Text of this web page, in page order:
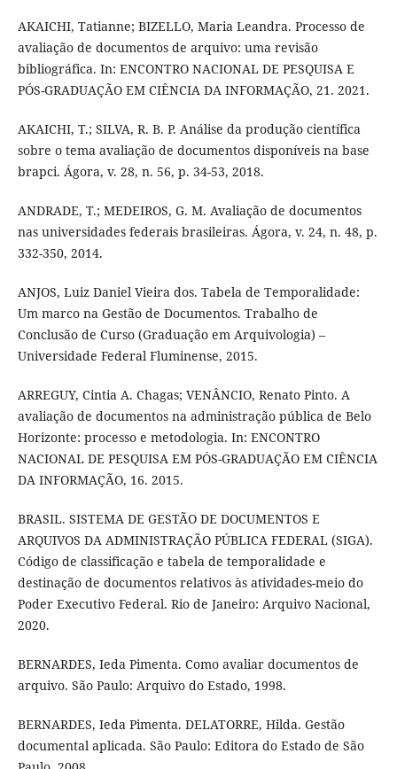
AKAICHI, Tatianne; BIZELLO, Maria Leandra. Processo de
avaliação de documentos de arquivo: uma revisão
bibliográfica. In: ENCONTRO NACIONAL DE PESQUISA E
PÓS-GRADUAÇÃO EM CIÊNCIA DA INFORMAÇÃO, 21. 2021.
AKAICHI, T.; SILVA, R. B. P. Análise da produção científica
sobre o tema avaliação de documentos disponíveis na base
brapci. Ágora, v. 28, n. 56, p. 34-53, 2018.
ANDRADE, T.; MEDEIROS, G. M. Avaliação de documentos
nas universidades federais brasileiras. Ágora, v. 24, n. 48, p.
332-350, 2014.
ANJOS, Luiz Daniel Vieira dos. Tabela de Temporalidade:
Um marco na Gestão de Documentos. Trabalho de
Conclusão de Curso (Graduação em Arquivologia) –
Universidade Federal Fluminense, 2015.
ARREGUY, Cintia A. Chagas; VENÂNCIO, Renato Pinto. A
avaliação de documentos na administração pública de Belo
Horizonte: processo e metodologia. In: ENCONTRO
NACIONAL DE PESQUISA EM PÓS-GRADUAÇÃO EM CIÊNCIA
DA INFORMAÇÃO, 16. 2015.
BRASIL. SISTEMA DE GESTÃO DE DOCUMENTOS E
ARQUIVOS DA ADMINISTRAÇÃO PÚBLICA FEDERAL (SIGA).
Código de classificação e tabela de temporalidade e
destinação de documentos relativos às atividades-meio do
Poder Executivo Federal. Rio de Janeiro: Arquivo Nacional,
2020.
BERNARDES, Ieda Pimenta. Como avaliar documentos de
arquivo. São Paulo: Arquivo do Estado, 1998.
BERNARDES, Ieda Pimenta. DELATORRE, Hilda. Gestão
documental aplicada. São Paulo: Editora do Estado de São